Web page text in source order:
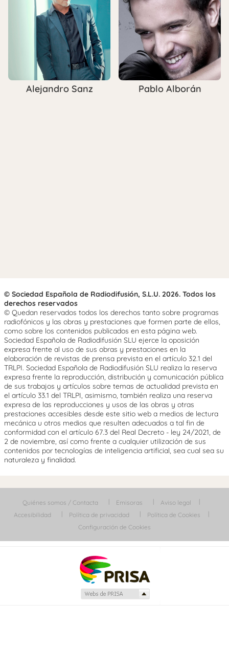
Alejandro Sanz Pablo Alborán
© Sociedad Española de Radiodifusión, S.L.U. 2026. Todos los
derechos reservados
© Quedan reservados todos los derechos tanto sobre programas
radiofónicos y las obras y prestaciones que formen parte de ellos,
como sobre los contenidos publicados en esta página web.
Sociedad Española de Radiodifusión SLU ejerce la oposición
expresa frente al uso de sus obras y prestaciones en la
elaboración de revistas de prensa prevista en el artículo 32.1 del
TRLPI. Sociedad Española de Radiodifusión SLU realiza la reserva
expresa frente la reproducción, distribución y comunicación pública
de sus trabajos y artículos sobre temas de actualidad prevista en
el artículo 33.1 del TRLPI, asimismo, también realiza una reserva
expresa de las reproducciones y usos de las obras y otras
prestaciones accesibles desde este sitio web a medios de lectura
mecánica u otros medios que resulten adecuados a tal fin de
conformidad con el artículo 67.3 del Real Decreto - ley 24/2021, de
2 de noviembre, así como frente a cualquier utilización de sus
contenidos por tecnologías de inteligencia artificial, sea cual sea su
naturaleza y finalidad.
Quiénes somos / Contacta Emisoras
Aviso legal
Accesibilidad
Política de privacidad
Política de Cookies
Configuración de Cookies